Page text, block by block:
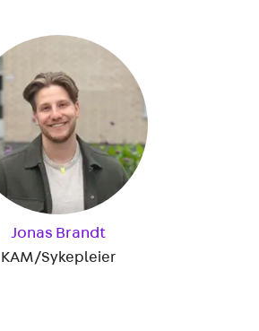
Jonas Brandt
KAM/Sykepleier